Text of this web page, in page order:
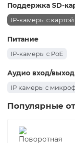
Поддержка SD-
IP-камеры с
Питание
IP-камеры с PoE
Аудио вход/выход
IP камеры с
Популярные